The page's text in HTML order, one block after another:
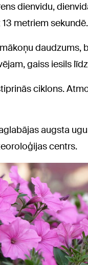
dienvidu,
metriem sekundē.
daudzums,
gaiss iesils
ciklons.
augsta
centrs.